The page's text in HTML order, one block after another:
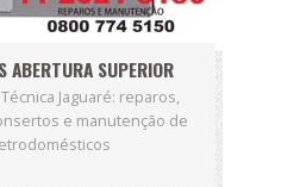
ABERTURA SUPERIOR
Jaguaré: reparos,
e manutenção de